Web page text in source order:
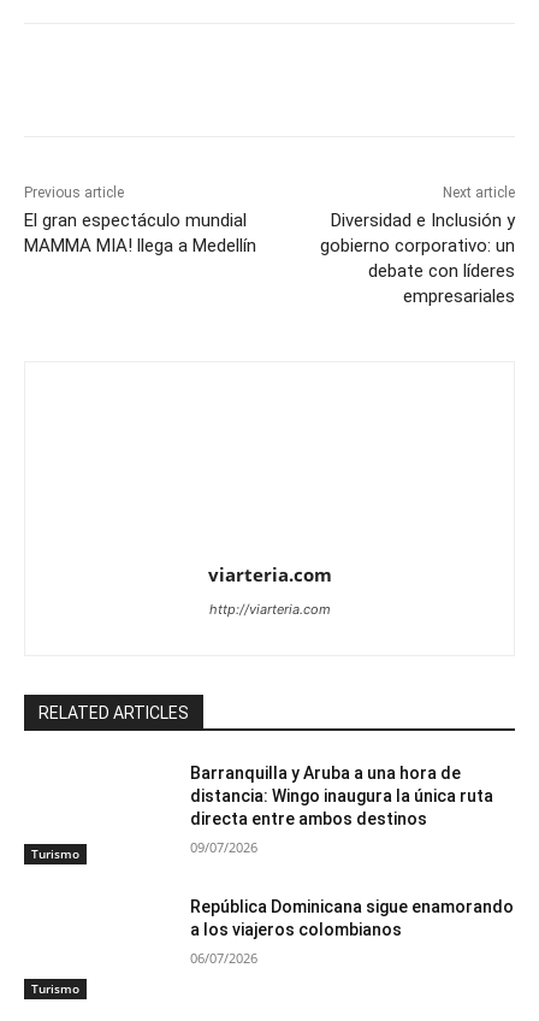
Previous article
El gran espectáculo mundial
MAMMA MIA! llega a Medellín
Next article
Diversidad e Inclusión y
gobierno corporativo: un
debate con líderes
empresariales
viarteria.com
http://viarteria.com
RELATED ARTICLES
Turismo
Barranquilla y Aruba a una hora de
distancia: Wingo inaugura la única ruta
directa entre ambos destinos
09/07/2026
Turismo
República Dominicana sigue enamorando
a los viajeros colombianos
06/07/2026